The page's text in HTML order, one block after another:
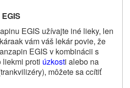
EGIS užívajte iné lieky, len
vám váš lekár povie, že
EGIS v kombinácii s
proti úzkosti alebo na
môžete sa ccítiť